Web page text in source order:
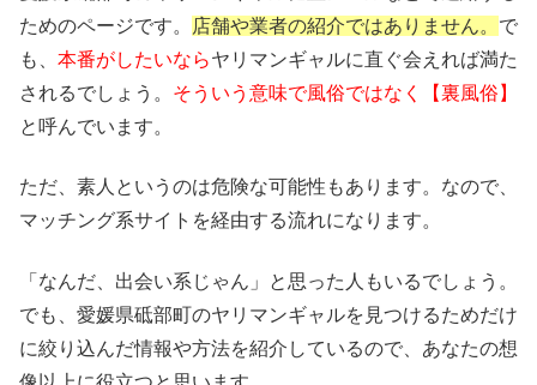
ためのページです。
店舗や業者の紹介ではありません。 で
も、 本番がしたいならヤリマンギャルに直ぐ会えれば満た
されるでしょう。 そういう意味で風俗ではなく【裏風俗】
と呼んでいます。
ただ、素人というのは危険な可能性もあります。なので、
マッチング系サイトを経由する流れになります。
「なんだ、出会い系じゃん」と思った人もいるでしょう。
でも、愛媛県砥部町のヤリマンギャルを見つけるためだけ
に絞り込んだ情報や方法を紹介しているので、あなたの想